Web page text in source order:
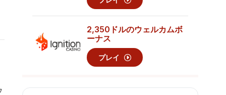
2,350ドルのウェルカムボ
ーナス
プレイ